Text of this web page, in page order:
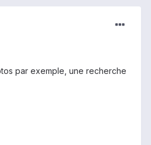
par exemple, une recherche